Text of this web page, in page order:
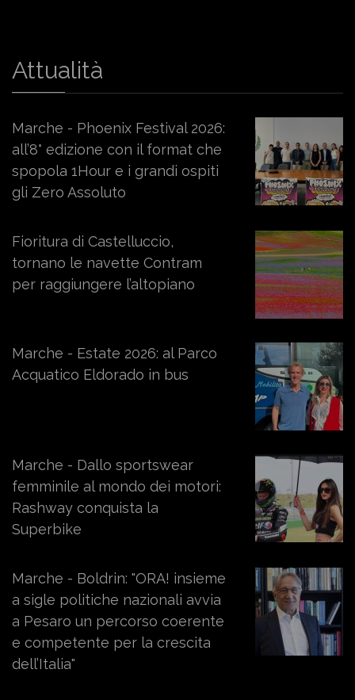
Attualità
Marche - Phoenix Festival 2026:
all’8° edizione con il format che
spopola 1Hour e i grandi ospiti
gli Zero Assoluto
Fioritura di Castelluccio,
tornano le navette Contram
per raggiungere l’altopiano
Marche - Estate 2026: al Parco
Acquatico Eldorado in bus
Marche - Dallo sportswear
femminile al mondo dei motori:
Rashway conquista la
Superbike
Marche - Boldrin: "ORA! insieme
a sigle politiche nazionali avvia
a Pesaro un percorso coerente
e competente per la crescita
dell’Italia"